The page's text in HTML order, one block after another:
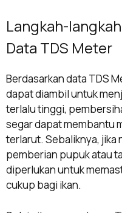
Langkah-
Data TDS Meter
Berdasarkan data TDS
dapat diambil untuk
terlalu tinggi,
segar dapat membantu
terlarut. Sebaliknya, jika
pemberian pupuk atau
diperlukan untuk
cukup bagi ikan.